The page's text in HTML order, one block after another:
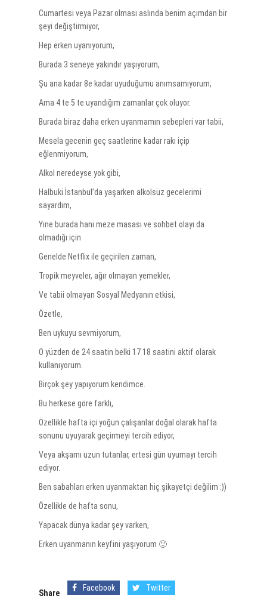
Cumartesi veya Pazar olması aslında benim açımdan bir
şeyi değiştirmiyor,
Hep erken uyanıyorum,
Burada 3 seneye yakındır yaşıyorum,
Şu ana kadar 8e kadar uyuduğumu anımsamıyorum,
Ama 4 te 5 te uyandığım zamanlar çok oluyor.
Burada biraz daha erken uyanmamın sebepleri var tabii,
Mesela gecenin geç saatlerine kadar rakı içip
eğlenmiyorum,
Alkol neredeyse yok gibi,
Halbuki İstanbul’da yaşarken alkolsüz gecelerimi
sayardım,
Yine burada hani meze masası ve sohbet olayı da
olmadığı için
Genelde Netflix ile geçirilen zaman,
Tropik meyveler, ağır olmayan yemekler,
Ve tabii olmayan Sosyal Medyanın etkisi,
Özetle,
Ben uykuyu sevmiyorum,
O yüzden de 24 saatin belki 17 18 saatini aktif olarak
kullanıyorum.
Birçok şey yapıyorum kendimce.
Bu herkese göre farklı,
Özellikle hafta içi yoğun çalışanlar doğal olarak hafta
sonunu uyuyarak geçirmeyi tercih ediyor,
Veya akşamı uzun tutanlar, ertesi gün uyumayı tercih
ediyor.
Ben sabahları erken uyanmaktan hiç şikayetçi değilim :))
Özellikle de hafta sonu,
Yapacak dünya kadar şey varken,
Erken uyanmanın keyfini yaşıyorum 🙂
Share
Facebook Twitter